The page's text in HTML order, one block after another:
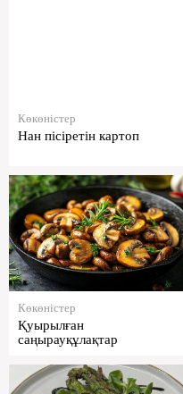
Көкөністер
Нан пісіретін картоп
Көкөністер
Қуырылған
саңырауқұлақтар